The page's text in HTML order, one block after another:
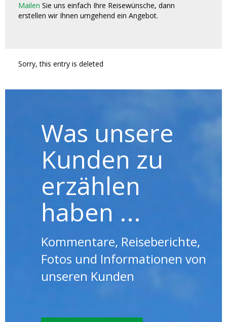
Mailen Sie uns einfach Ihre Reisewünsche, dann
erstellen wir Ihnen umgehend ein Angebot.
Sorry, this entry is deleted
Was unsere
Kunden zu
erzählen
haben ...
Kommentare, Reiseberichte,
Fotos und Informationen von
unseren Kunden